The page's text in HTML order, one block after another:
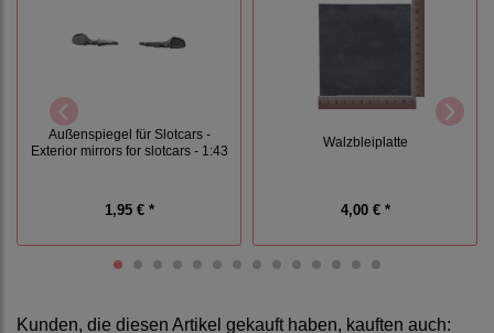
Außenspiegel für Slotcars -
Exterior mirrors for slotcars - 1:43
1,95 € *
Walzbleiplatte
4,00 € *
Kunden, die diesen Artikel gekauft haben, kauften auch: